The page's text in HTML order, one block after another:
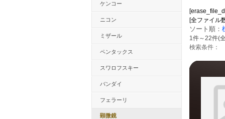
ケンコー
ニコン
ミザール
ペンタックス
スワロフスキー
バンダイ
フェラーリ
顕微鏡
[全ファイル
ソート順：
1件～22件(
検索条件：